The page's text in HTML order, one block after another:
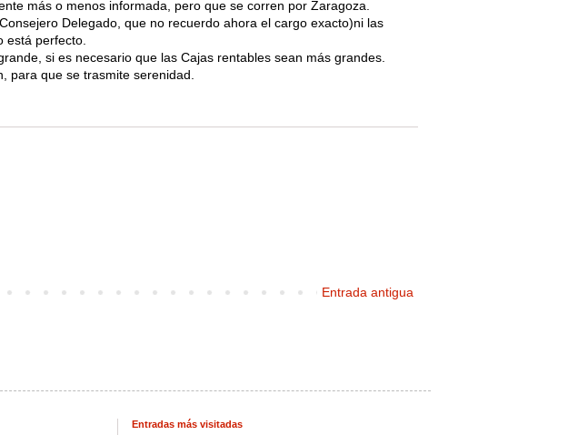
más o menos informada, pero que se corren por Zaragoza.
Delegado, que no recuerdo ahora el cargo exacto)ni las
está perfecto.
si es necesario que las Cajas rentables sean más grandes.
para que se trasmite serenidad.
Entrada antigua
Entradas más visitadas